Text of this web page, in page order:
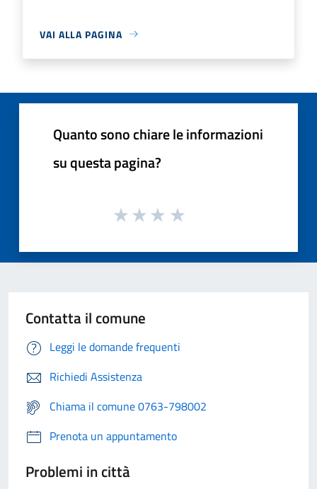
VAI ALLA PAGINA
Quanto sono chiare le informazioni
su questa pagina?
Contatta il comune
Leggi le domande frequenti
Richiedi Assistenza
Chiama il comune 0763-798002
Prenota un appuntamento
Problemi in città